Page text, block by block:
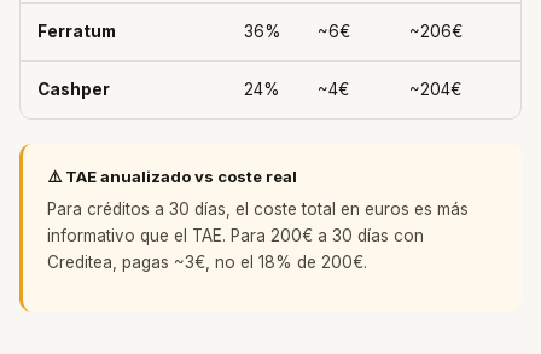
Ferratum 36% ~6€ ~206€
Cashper 24% ~4€ ~204€
⚠️ TAE anualizado vs coste real
Para créditos a 30 días, el coste total en euros es más
informativo que el TAE. Para 200€ a 30 días con
Creditea, pagas ~3€, no el 18% de 200€.